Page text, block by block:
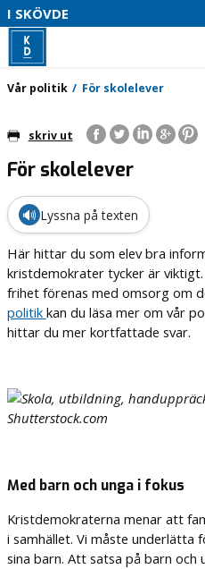
I SKÖVDE
HEM
VÅR POLITIK
DINA POLITIKER
MÖTESAGENDA
OM KRISTDEMOKRATERNA
Vår politik För skolelever
skriv ut
För skolelever
🔊 Lyssna på texten
Här hittar du som elev bra
kristdemokrater tycker är
frihet förenas med omsorg om
politik kan du läsa mer om vår
hittar du mer kortfattade svar.
Med barn och unga i fokus
Kristdemokraterna menar att
i samhället. Vi måste
sina barn. Att satsa på barn